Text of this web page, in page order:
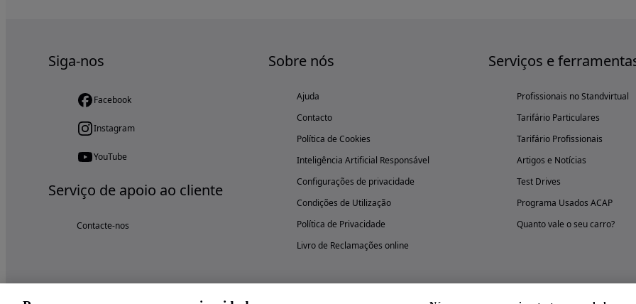
Siga-nos
Facebook
Instagram
YouTube
Serviço de apoio ao cliente
Contacte-nos
Sobre nós
Ajuda
Contacto
Política de Cookies
Inteligência Artificial Responsável
Configurações de privacidade
Condições de Utilização
Política de Privacidade
Livro de Reclamações online
Serviços e
Profissionais no Standvirtual
Tarifário Particulares
Tarifário Profissionais
Artigos e Notícias
Test Drives
Programa Usados ACAP
Quanto vale o seu carro?